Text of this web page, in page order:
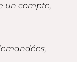
un compte,